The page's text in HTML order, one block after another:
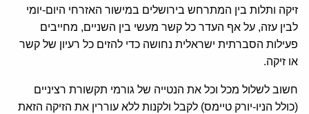
זיקה ותלות בין המתרחש בירושלים במישור האזרחי היום-יומי
לבין עזה, על אף העדר כל קשר מעשי בין השניים, מחייבים
פעילות הסברתית ישראלית נחושה כדי להזים כל רעיון של קשר
או זיקה.
חשוב לשלול מכל וכל את הנטייה של גורמי תקשורת רציניים
(כולל הניו-יורק טיימס) לקבל ולקנות ללא עוררין את הזיקה הזאת